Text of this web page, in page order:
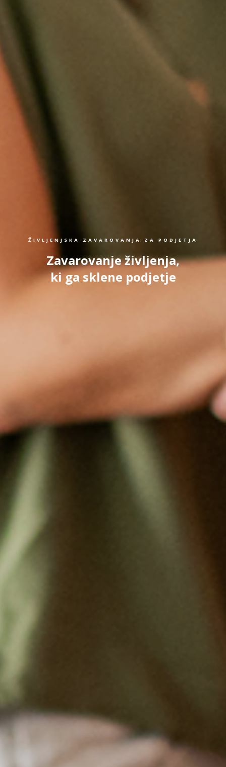
ŽIVLJENJSKA ZAVAROVANJA ZA PODJETJA
Zavarovanje življenja,
ki ga sklene podjetje